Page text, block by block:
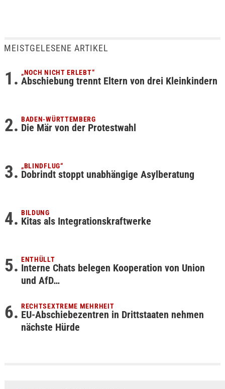
MEISTGELESENE ARTIKEL
„NOCH NICHT ERLEBT“
Abschiebung trennt Eltern von drei Kleinkindern
BADEN-WÜRTTEMBERG
Die Mär von der Protestwahl
„BLINDFLUG“
Dobrindt stoppt unabhängige Asylberatung
BILDUNG
Kitas als Integrationskraftwerke
ENTHÜLLT
Interne Chats belegen Kooperation von Union
und AfD…
RECHTSEXTREME MEHRHEIT
EU-Abschiebezentren in Drittstaaten nehmen
nächste Hürde